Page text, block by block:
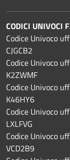
CODICI UNIVOCI
Codice Univoco
CJGCB2
Codice Univoco
K2ZWMF
Codice Univoco
K46HY6
Codice Univoco
LXLFVG
Codice Univoco
VCD2B9